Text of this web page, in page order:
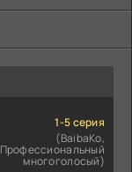
1-5 серия
(BaibaKo,
Профессиональный
многоголосый)